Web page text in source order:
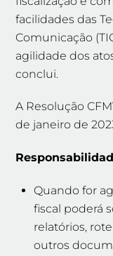
facilidades das
Comunicação
agilidade dos
conclui.
A Resolução
de janeiro de
Quando for
fiscal poderá
relatórios,
outros